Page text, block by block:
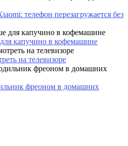
телефон перезагружается без
капучино в кофемашине
на телевизоре
фреоном в домашних